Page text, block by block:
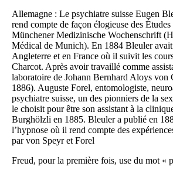
Allemagne : Le psychiatre suisse Eugen
rend compte de façon élogieuse des
Münchener Medizinische Wochenschrift
Médical de Munich). En 1884 Bleuler avait
Angleterre et en France où il suivit les
Charcot. Après avoir travaillé comme
laboratoire de Johann Bernhard Aloys von
1886). Auguste Forel, entomologiste,
psychiatre suisse, un des pionniers de la
le choisit pour être son assistant à la
Burghölzli en 1885. Bleuler a publié en
l’hypnose où il rend compte des
par von Speyr et Forel
Freud, pour la première fois, use du mot «